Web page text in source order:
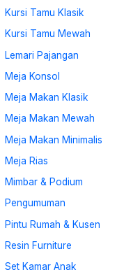
Kursi Tamu Klasik
Kursi Tamu Mewah
Lemari Pajangan
Meja Konsol
Meja Makan Klasik
Meja Makan Mewah
Meja Makan Minimalis
Meja Rias
Mimbar & Podium
Pengumuman
Pintu Rumah & Kusen
Resin Furniture
Set Kamar Anak